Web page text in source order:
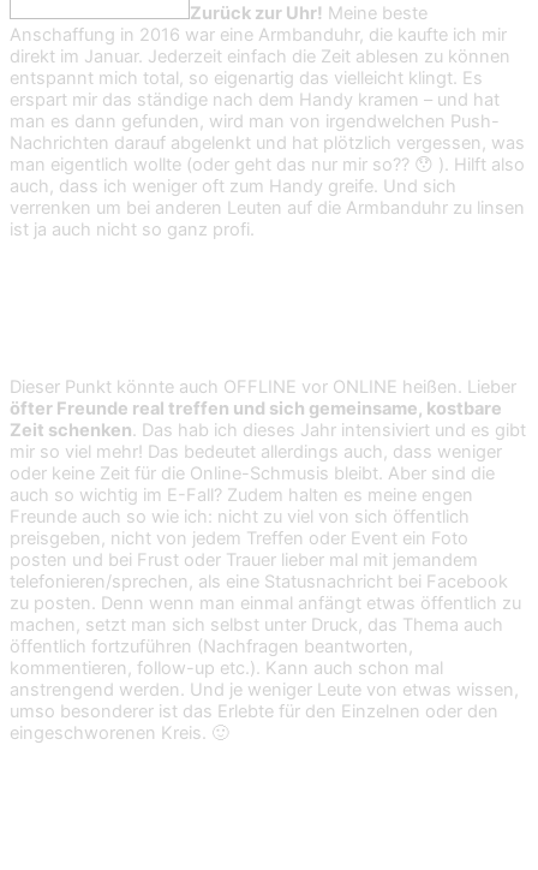
Zurück zur Uhr! Meine beste
Anschaffung in 2016 war eine Armbanduhr, die kaufte ich mir
direkt im Januar. Jederzeit einfach die Zeit ablesen zu können
entspannt mich total, so eigenartig das vielleicht klingt. Es
erspart mir das ständige nach dem Handy kramen – und hat
man es dann gefunden, wird man von irgendwelchen Push-
Nachrichten darauf abgelenkt und hat plötzlich vergessen, was
man eigentlich wollte (oder geht das nur mir so?? 😯 ). Hilft also
auch, dass ich weniger oft zum Handy greife. Und sich
verrenken um bei anderen Leuten auf die Armbanduhr zu linsen
ist ja auch nicht so ganz profi.
Dieser Punkt könnte auch OFFLINE vor ONLINE heißen. Lieber
öfter Freunde real treffen und sich gemeinsame, kostbare
Zeit schenken. Das hab ich dieses Jahr intensiviert und es gibt
mir so viel mehr! Das bedeutet allerdings auch, dass weniger
oder keine Zeit für die Online-Schmusis bleibt. Aber sind die
auch so wichtig im E-Fall? Zudem halten es meine engen
Freunde auch so wie ich: nicht zu viel von sich öffentlich
preisgeben, nicht von jedem Treffen oder Event ein Foto
posten und bei Frust oder Trauer lieber mal mit jemandem
telefonieren/sprechen, als eine Statusnachricht bei Facebook
zu posten. Denn wenn man einmal anfängt etwas öffentlich zu
machen, setzt man sich selbst unter Druck, das Thema auch
öffentlich fortzuführen (Nachfragen beantworten,
kommentieren, follow-up etc.). Kann auch schon mal
anstrengend werden. Und je weniger Leute von etwas wissen,
umso besonderer ist das Erlebte für den Einzelnen oder den
eingeschworenen Kreis. 🙂